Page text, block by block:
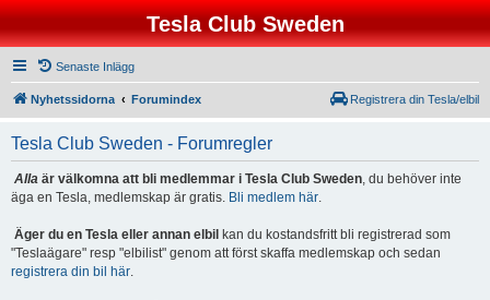
Tesla Club Sweden
Senaste Inlägg
Nyhetssidorna Forumindex Registrera din Tesla/elbil
Tesla Club Sweden - Forumregler
Alla är välkomna att bli medlemmar i Tesla Club Sweden, du behöver inte
äga en Tesla, medlemskap är gratis. Bli medlem här.
Äger du en Tesla eller annan elbil kan du kostandsfritt bli registrerad som
"Teslaägare" resp "elbilist" genom att först skaffa medlemskap och sedan
registrera din bil här.